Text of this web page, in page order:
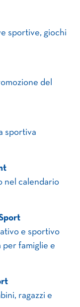
sportive, giochi
del
sportiva
nel calendario
e sportivo
per famiglie e
ragazzi e